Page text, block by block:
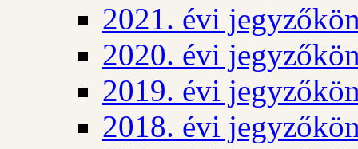
2021. évi
2020. évi
2019. évi
2018. évi